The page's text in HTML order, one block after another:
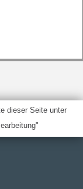
dieser Seite unter